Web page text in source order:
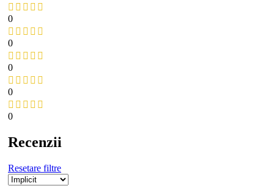
0
0
0
0
0
Recenzii
Resetare filtre